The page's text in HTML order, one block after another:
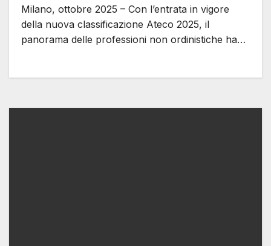
Milano, ottobre 2025 – Con l’entrata in vigore
della nuova classificazione Ateco 2025, il
panorama delle professioni non ordinistiche ha…